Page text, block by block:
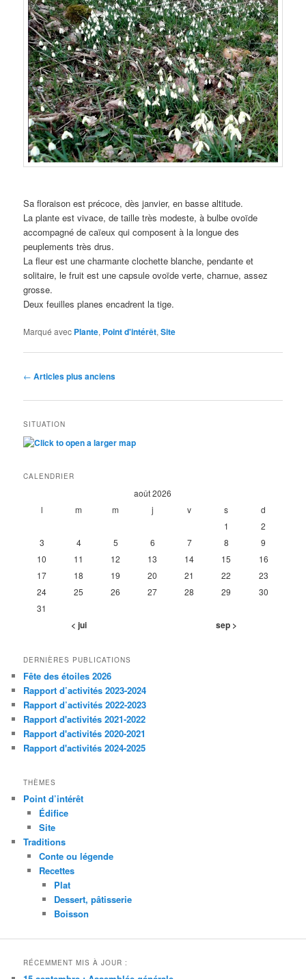
Sa floraison est précoce, dès janvier, en basse altitude.
La plante est vivace, de taille très modeste, à bulbe ovoïde
accompagné de caïeux qui composent à la longue des
peuplements très drus.
La fleur est une charmante clochette blanche, pendante et
solitaire, le fruit est une capsule ovoïde verte, charnue, assez
grosse.
Deux feuilles planes encadrent la tige.
Marqué avec Plante, Point d'intérêt,Site
Navigation
articles
← Articles plus anciens
SITUATION
CALENDRIER
août 2026
l
m m j v s
d
1
2
3
4 5 6 7 8
9
10
11 12 13 14 15
16
17
18 19 20 21 22
23
24
25 26 27 28 29
30
31
< jui sep >
DERNIÈRES PUBLICATIONS
Fête des étoiles 2026
Rapport d’activités 2023-2024
Rapport d’activités 2022-2023
Rapport d'activités 2021-2022
Rapport d'activités 2020-2021
Rapport d'activités 2024-2025
THÈMES
Point d’intérêt
Édifice
Site
Traditions
Conte ou légende
Recettes
Plat
Dessert, pâtisserie
Boisson
RÉCEMMENT MIS À JOUR :